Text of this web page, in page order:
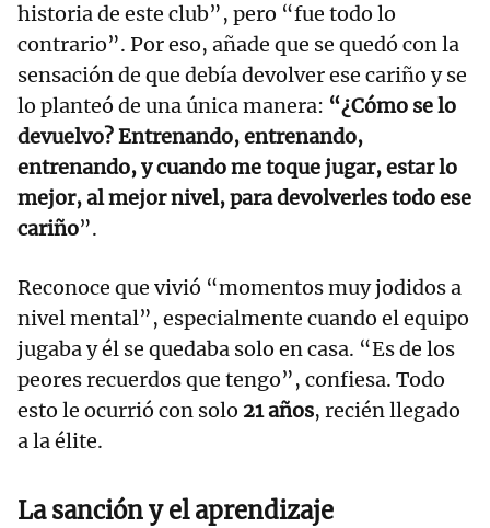
historia de este club”, pero “fue todo lo
contrario”. Por eso, añade que se quedó con la
sensación de que debía devolver ese cariño y se
lo planteó de una única manera: “¿Cómo se lo
devuelvo? Entrenando, entrenando,
entrenando, y cuando me toque jugar, estar lo
mejor, al mejor nivel, para devolverles todo ese
cariño”.
Reconoce que vivió “momentos muy jodidos a
nivel mental”, especialmente cuando el equipo
jugaba y él se quedaba solo en casa. “Es de los
peores recuerdos que tengo”, confiesa. Todo
esto le ocurrió con solo 21 años, recién llegado
a la élite.
La sanción y el aprendizaje